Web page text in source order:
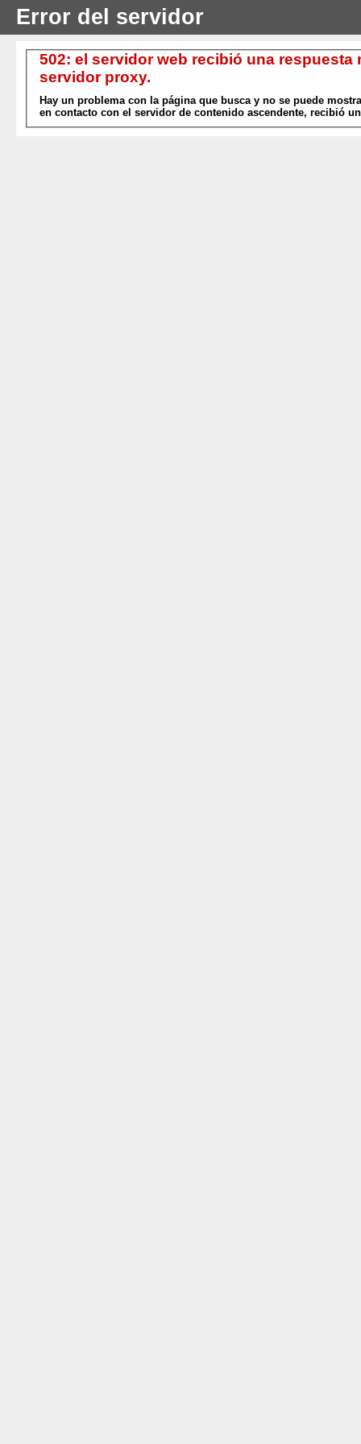
Error del servidor
502: el servidor web recibió una
servidor proxy.
Hay un problema con la página que busca y no se puede
en contacto con el servidor de contenido ascendente, recibió